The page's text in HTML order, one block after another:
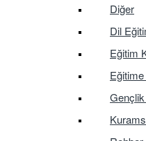
Diğer
Dil
Eğitim
Eğitime
Gençlik